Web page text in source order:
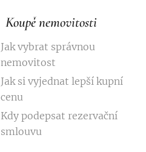
Koupě nemovitosti
Jak vybrat správnou
nemovitost
Jak si vyjednat lepší kupní
cenu
Kdy podepsat rezervační
smlouvu